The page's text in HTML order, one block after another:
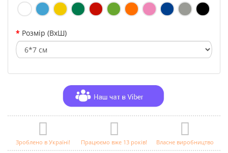
Розмір (ВхШ)
Зроблено в Україні! Працюємо вже 13 років! Власне виробництво